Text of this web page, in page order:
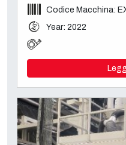
Codice Macchina:
Year: 2022